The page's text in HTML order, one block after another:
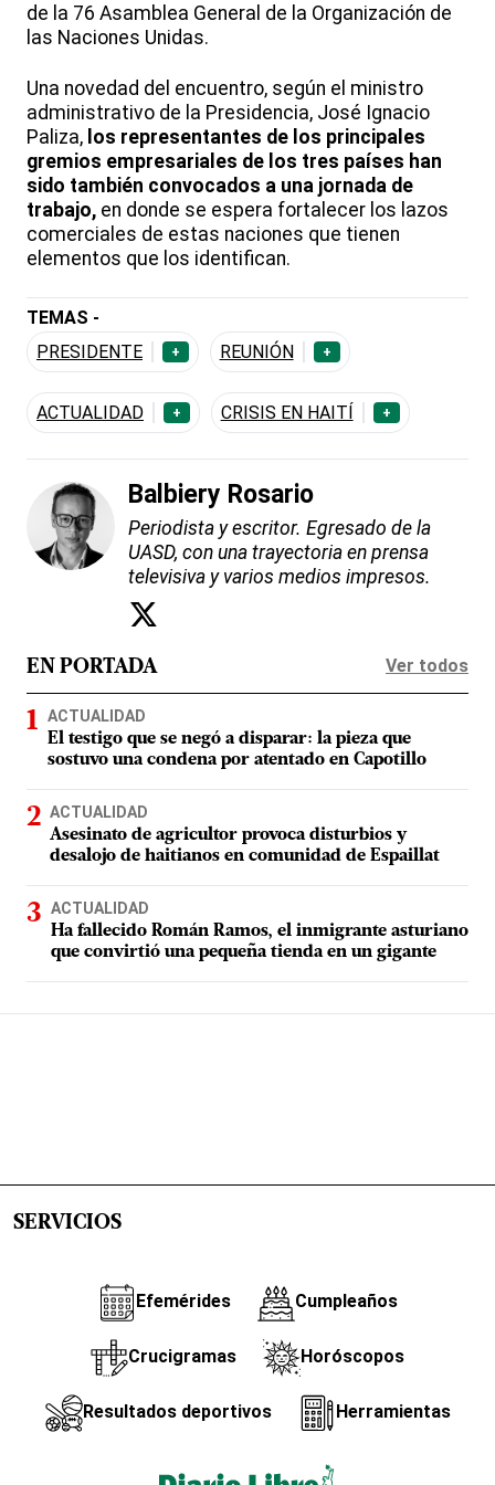
de la 76 Asamblea General de la Organización de
las Naciones Unidas.
Una novedad del encuentro, según el ministro
administrativo de la Presidencia, José Ignacio
Paliza, los representantes de los principales
gremios empresariales de los tres países han
sido también convocados a una jornada de
trabajo, en donde se espera fortalecer los lazos
comerciales de estas naciones que tienen
elementos que los identifican.
TEMAS -
PRESIDENTE
+ REUNIÓN +
ACTUALIDAD + CRISIS EN HAITÍ +
Balbiery Rosario
Periodista y escritor. Egresado de la
UASD, con una trayectoria en prensa
televisiva y varios medios impresos.
EN PORTADA Ver todos
ACTUALIDAD
El testigo que se negó a disparar: la pieza que
sostuvo una condena por atentado en Capotillo
ACTUALIDAD
Asesinato de agricultor provoca disturbios y
desalojo de haitianos en comunidad de Espaillat
ACTUALIDAD
Ha fallecido Román Ramos, el inmigrante asturiano
que convirtió una pequeña tienda en un gigante
SERVICIOS
Efemérides Cumpleaños
Crucigramas Horóscopos
Resultados deportivos Herramientas